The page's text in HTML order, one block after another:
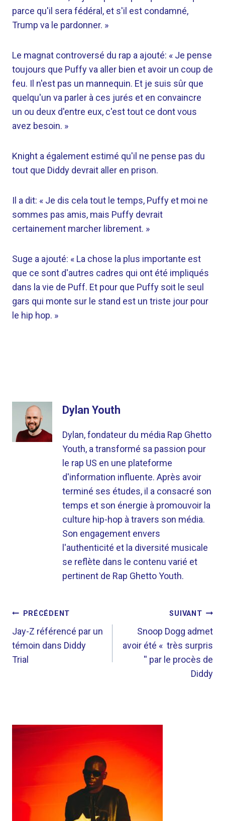
parce qu'il sera fédéral, et s'il est condamné,
Trump va le pardonner. »
Le magnat controversé du rap a ajouté: « Je pense
toujours que Puffy va aller bien et avoir un coup de
feu. Il n'est pas un mannequin. Et je suis sûr que
quelqu'un va parler à ces jurés et en convaincre
un ou deux d'entre eux, c'est tout ce dont vous
avez besoin. »
Knight a également estimé qu'il ne pense pas du
tout que Diddy devrait aller en prison.
Il a dit: « Je dis cela tout le temps, Puffy et moi ne
sommes pas amis, mais Puffy devrait
certainement marcher librement. »
Suge a ajouté: « La chose la plus importante est
que ce sont d'autres cadres qui ont été impliqués
dans la vie de Puff. Et pour que Puffy soit le seul
gars qui monte sur le stand est un triste jour pour
le hip hop. »
Dylan Youth
Dylan, fondateur du média Rap Ghetto
Youth, a transformé sa passion pour
le rap US en une plateforme
d'information influente. Après avoir
terminé ses études, il a consacré son
temps et son énergie à promouvoir la
culture hip-hop à travers son média.
Son engagement envers
l'authenticité et la diversité musicale
se reflète dans le contenu varié et
pertinent de Rap Ghetto Youth.
NAVIGATION
DE
L’ARTICLE
PRÉCÉDENT
Jay-Z référencé par un
témoin dans Diddy
Trial
SUIVANT
Snoop Dogg admet
avoir été « très surpris
'' par le procès de
Diddy